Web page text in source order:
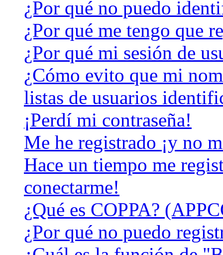
¿Por qué no puedo
¿Por qué me tengo que
¿Por qué mi sesión de
¿Cómo evito que mi
listas de usuarios
¡Perdí mi contraseña!
Me he registrado ¡y no
Hace un tiempo me
conectarme!
¿Qué es COPPA?
¿Por qué no puedo